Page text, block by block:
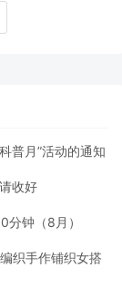
普月”活动的通知
收好
分钟（8月）
织手作铺织女搭